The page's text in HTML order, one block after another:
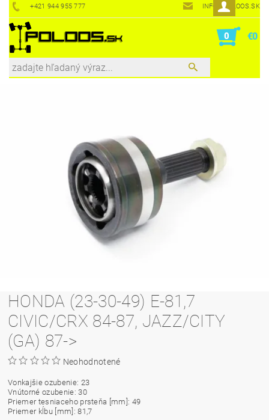
+421 944 955 777 INFO@POLOOS.SK
0 €0
HONDA (23-30-49) E-81,7
CIVIC/CRX 84-87, JAZZ/CITY
(GA) 87->
Neohodnotené
Vonkajšie ozubenie: 23
Vnútorné ozubenie: 30
Priemer tesniaceho prsteňa [mm]: 49
Priemer kĺbu [mm]: 81,7